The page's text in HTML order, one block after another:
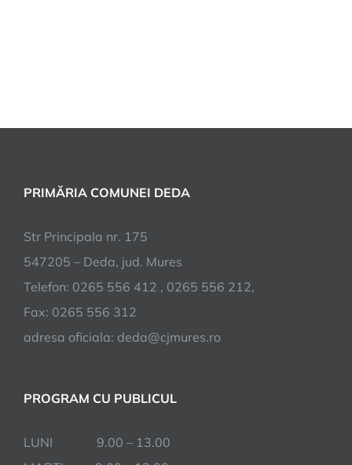
PRIMĂRIA COMUNEI DEDA
Str Principala nr. 175
547205 – Deda, jud. Mures
Telefon: 0265 556 412 , 0265 556 212,
Fax: 0265 556 312
adresa oficiala: deda@cjmures.ro
PROGRAM CU PUBLICUL
LUNI 9.00 – 13.00